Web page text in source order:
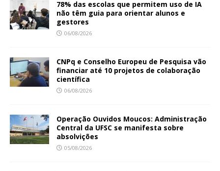
78% das escolas que permitem uso de IA
não têm guia para orientar alunos e
gestores
06/08/2026
CNPq e Conselho Europeu de Pesquisa vão
financiar até 10 projetos de colaboração
científica
06/08/2026
Operação Ouvidos Moucos: Administração
Central da UFSC se manifesta sobre
absolvições
05/08/2026